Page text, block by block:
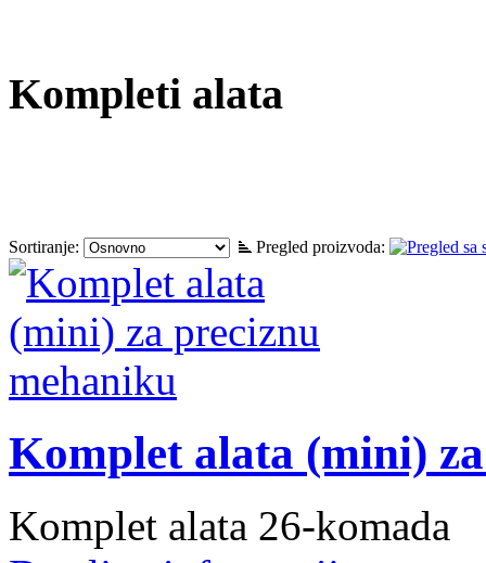
Kompleti alata
Sortiranje: Pregled proizvoda:
Komplet alata (mini)
Komplet alata 26-komada